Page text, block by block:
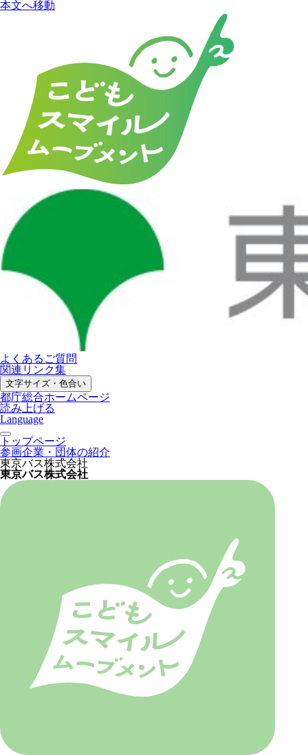
本文へ移動
よくあるご質問
関連リンク集
文字サイズ・色合い
都庁総合ホームページ
読み上げる
Language
トップページ
参画企業・団体の紹介
東京バス株式会社
東京バス株式会社